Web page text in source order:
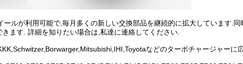
ルが利用可能で,毎月多くの新しい交換部品を継続的に拡大しています.同
ます. 詳細を知りたい場合は,私達に連絡してください.
などのターボチャージャーに